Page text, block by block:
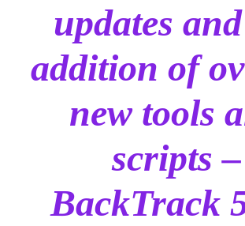
updates
addition of
new tools
scripts –
BackTrack